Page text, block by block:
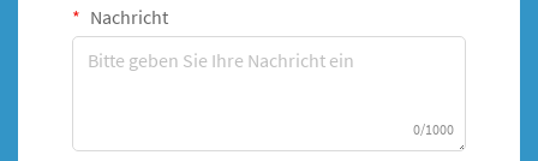
Nachricht
0/1000